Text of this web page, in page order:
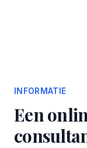
INFORMATIE
Een